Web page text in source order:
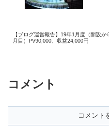
【ブログ運営報告】19年1月度（開設か
月目）PV90,000、収益24,000円
コメント
コメント